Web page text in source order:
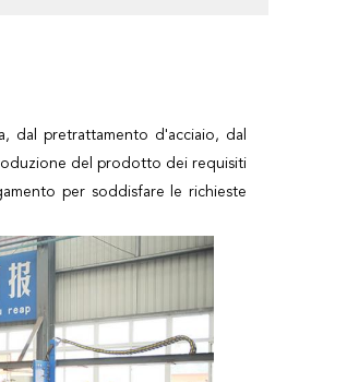
dal pretrattamento d'acciaio, dal
del prodotto dei requisiti
per soddisfare le richieste